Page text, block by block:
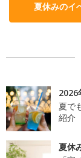
夏休みのイ
2026
夏で
紹介
夏休